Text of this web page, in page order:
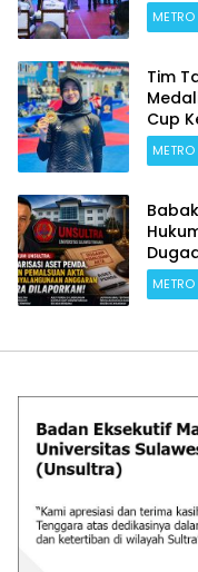
METRO
Tim
Cup
METRO
METRO